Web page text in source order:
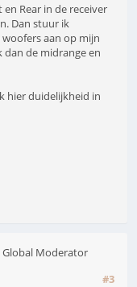
Rear in de receiver
Dan stuur ik
aan op mijn
dan de midrange en
hier duidelijkheid in
Global Moderator
#3